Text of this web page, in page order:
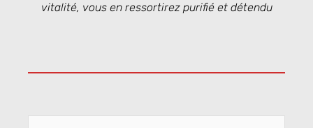
vitalité, vous en ressortirez purifié et détendu